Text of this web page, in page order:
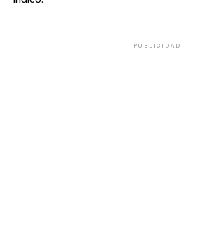
PUBLICIDAD